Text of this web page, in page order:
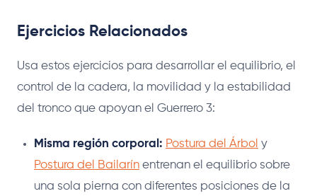
Ejercicios Relacionados
Usa estos ejercicios para desarrollar el equilibrio, el
control de la cadera, la movilidad y la estabilidad
del tronco que apoyan el Guerrero 3:
Misma región corporal: Postura del Árbol y
Postura del Bailarín entrenan el equilibrio sobre
una sola pierna con diferentes posiciones de la